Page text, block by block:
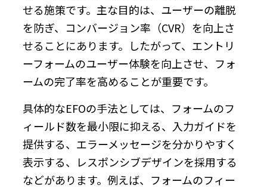
せる施策です。主な目的は、ユーザーの離脱
を防ぎ、コンバージョン率（CVR）を向上さ
せることにあります。したがって、エントリ
ーフォームのユーザー体験を向上させ、フォ
ームの完了率を高めることが重要です。
具体的なEFOの手法としては、フォームのフ
ィールド数を最小限に抑える、入力ガイドを
提供する、エラーメッセージを分かりやすく
表示する、レスポンシブデザインを採用する
などがあります。例えば、フォームのフィー